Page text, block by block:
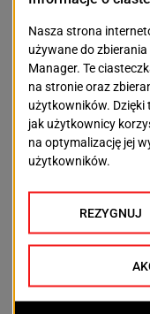
Głównego,
„Golęcino
48312),
„Grochowa”
43912),
„Gocławska”
„Pokoju”
nr 43811 i 43812),
„Nehringa”
nr nr 43711 i